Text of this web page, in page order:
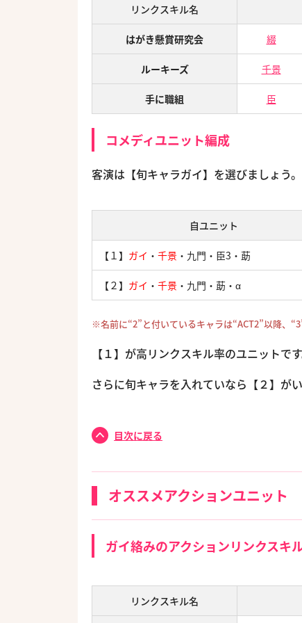
リンクスキル名
はがき懸賞研究会 綴
ルーキーズ 千景
手に職組 臣
コメディユニット編成
客演は【旬キャラガイ】を選びましょう。
自ユニット
【１】 ガイ ・ 千景 ・九門・臣3・莇
【２】 ガイ ・ 千景 ・九門・莇・α
※名前に“2”と付いているキャラは“ACT2”以降、
【１】が高リンクスキル率のユニットです
さらに旬キャラを入れていなら【２】が
目次に戻る
オススメアクションユニット
ガイ絡みのアクションリンクスキ
リンクスキル名